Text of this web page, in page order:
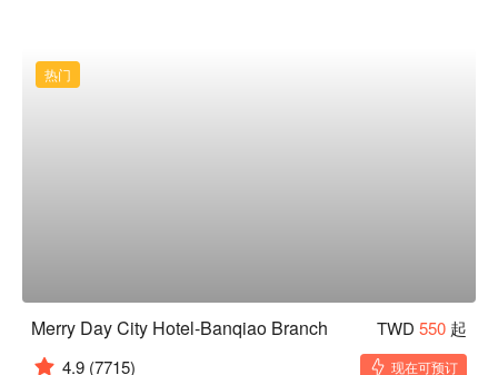
热门
Merry Day City Hotel-Banqiao Branch TWD 550 起
4.9 (7715) 现在可预订